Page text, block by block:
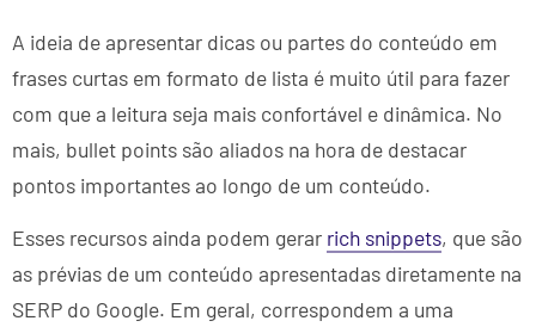
A ideia de apresentar dicas ou partes do conteúdo em
frases curtas em formato de lista é muito útil para fazer
com que a leitura seja mais confortável e dinâmica. No
mais, bullet points são aliados na hora de destacar
pontos importantes ao longo de um conteúdo.
Esses recursos ainda podem gerar rich snippets, que são
as prévias de um conteúdo apresentadas diretamente na
SERP do Google. Em geral, correspondem a uma